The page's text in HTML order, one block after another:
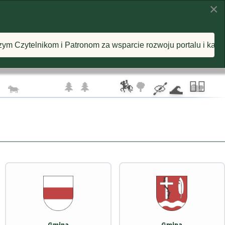
🦅 🦅 ☁️
🐄 🌲 🌲 🌳 🏡
🚴‍♂️
🏇 🛶 🌊
×
za wsparcie rozwoju portalu i każdą postawioną